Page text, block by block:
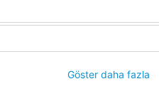
Göster daha fazla